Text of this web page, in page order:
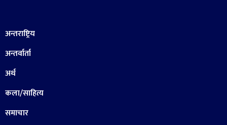
अन्तराष्ट्रिय
अन्तर्वार्ता
अर्थ
कला/साहित्य
समाचार